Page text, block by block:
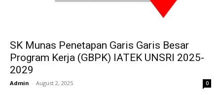
SK Munas Penetapan Garis Garis Besar
Program Kerja (GBPK) IATEK UNSRI 2025-
2029
Admin - August 2, 2025 0